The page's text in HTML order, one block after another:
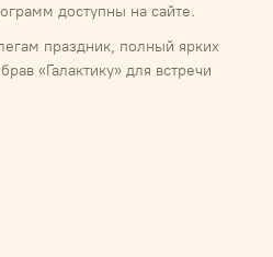
доступны на сайте.
праздник, полный ярких
«Галактику» для встречи